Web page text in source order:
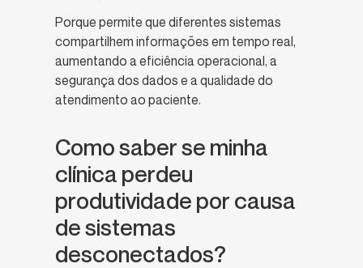
Porque permite que diferentes sistemas
compartilhem informações em tempo real,
aumentando a eficiência operacional, a
segurança dos dados e a qualidade do
atendimento ao paciente.
Como saber se minha
clínica perdeu
produtividade por causa
de sistemas
desconectados?